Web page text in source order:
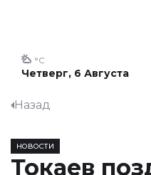
Четверг, 6 Августа
°C
Назад
НОВОСТИ
Токаев